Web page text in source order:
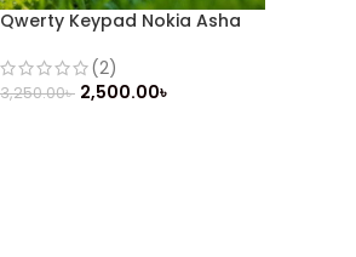
Qwerty Keypad Nokia Asha
(2)
3,250.00৳ 2,500.00৳